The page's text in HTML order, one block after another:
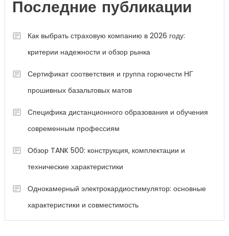
Последние публикации
Как выбрать страховую компанию в 2026 году:
критерии надежности и обзор рынка
Сертификат соответствия и группа горючести НГ
прошивных базальтовых матов
Специфика дистанционного образования и обучения
современным профессиям
Обзор TANK 500: конструкция, комплектации и
технические характеристики
Однокамерный электрокардиостимулятор: основные
характеристики и совместимость